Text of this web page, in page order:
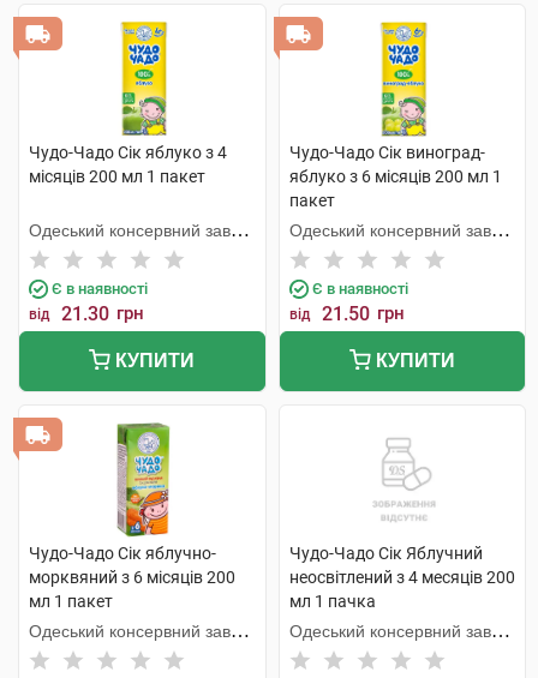
Чудо-Чадо Сік яблуко з 4
місяців 200 мл 1 пакет
Одеський консервний завод
дитячого харчування
Є в наявності
від 21.30 грн
КУПИТИ
Чудо-Чадо Сік виноград-
яблуко з 6 місяців 200 мл 1
пакет
Одеський консервний завод
дитячого харчування
Є в наявності
від 21.50 грн
КУПИТИ
Чудо-Чадо Сік яблучно-
морквяний з 6 місяців 200
мл 1 пакет
Одеський консервний завод
дитячого харчування
Чудо-Чадо Сік Яблучний
неосвітлений з 4 месяців 200
мл 1 пачка
Одеський консервний завод
дитячого харчування